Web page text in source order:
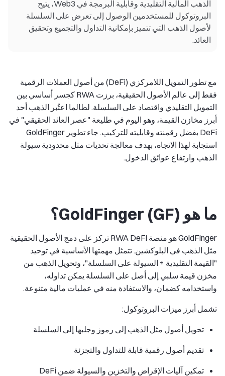
الذهب المالية التقليدية وقابلية البرمجة في Web3، يتيح
البروتوكول للمستخدمين الوصول إلى تعرض على السلسلة
لأصول الذهب التي تتميز بإمكانية التداول والتجميع وتحقيق
العائد.
مع تطور التمويل اللامركزي (DeFi) من أصول العملات الرقمية
فقط إلى عالم الأصول الحقيقية، برزت RWA كجسر أساسي بين
التمويل التقليدي واقتصاد على السلسلة. لطالما اعتُبر الذهب أحد
أبرز مخازن القيمة، وهو اليوم في طليعة "عصر العائد الحقيقي" في
DeFi بفضل رقمنته وقابليته للتركيب. جاء تطوير GoldFinger
استجابة لهذا الاتجاه، بهدف معالجة تحديات مثل محدودية سيولة
الذهب وارتفاع عوائق الدخول.
ما هو GoldFinger (GF)؟
GoldFinger هو منصة RWA DeFi تركز على دمج الأصول الحقيقية
مثل الذهب في البلوكشين. تتمثل مهمتها الأساسية في توحيد
"القيمة التقليدية + السيولة على السلسلة"، وتحويل الذهب من
مخزن قيمة سلبي إلى أصل على السلسلة يمكن تداوله،
واستخدامه كضمان، والاستفادة منه في عمليات مالية متنوعة.
تشمل أبرز ميزات البروتوكول:
تحويل أصول مثل الذهب إلى رموز وجلبها إلى السلسلة
تقديم أصول رقمية قابلة للتداول والتجزئة
تمكين آليات الإقراض والتخزين والسيولة ضمن DeFi